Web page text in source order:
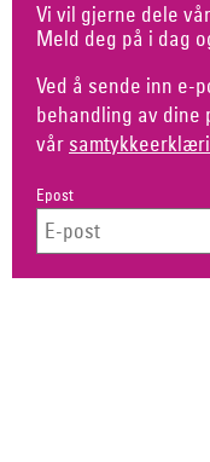
Vi vil gjerne dele
Meld deg på i dag
Ved å sende inn e-
behandling av dine
vår
Epost